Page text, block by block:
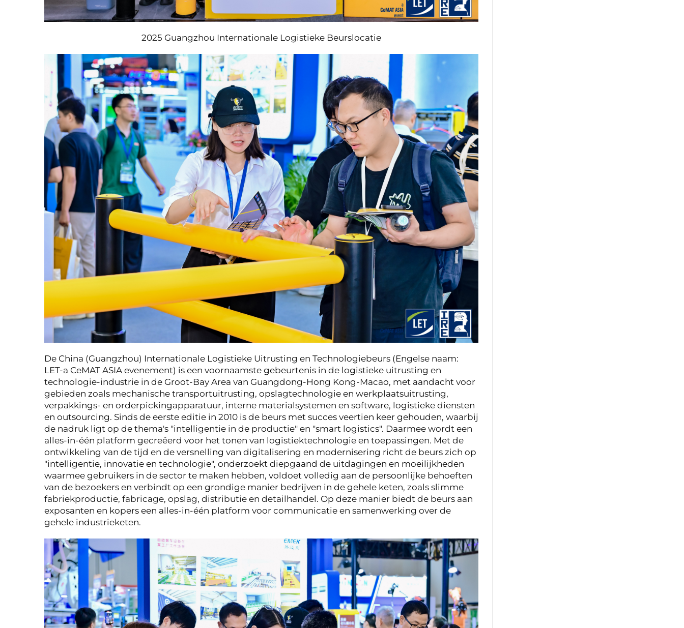
2025 Guangzhou Internationale Logistieke Beurslocatie
De China (Guangzhou) Internationale Logistieke Uitrusting en Technologiebeurs (Engelse naam:
LET-a CeMAT ASIA evenement) is een voornaamste gebeurtenis in de logistieke uitrusting en
technologie-industrie in de Groot-Bay Area van Guangdong-Hong Kong-Macao, met aandacht voor
gebieden zoals mechanische transportuitrusting, opslagtechnologie en werkplaatsuitrusting,
verpakkings- en orderpickingapparatuur, interne materialsystemen en software, logistieke diensten
en outsourcing. Sinds de eerste editie in 2010 is de beurs met succes veertien keer gehouden, waarbij
de nadruk ligt op de thema's "intelligentie in de productie" en "smart logistics". Daarmee wordt een
alles-in-één platform gecreëerd voor het tonen van logistiektechnologie en toepassingen. Met de
ontwikkeling van de tijd en de versnelling van digitalisering en modernisering richt de beurs zich op
"intelligentie, innovatie en technologie", onderzoekt diepgaand de uitdagingen en moeilijkheden
waarmee gebruikers in de sector te maken hebben, voldoet volledig aan de persoonlijke behoeften
van de bezoekers en verbindt op een grondige manier bedrijven in de gehele keten, zoals slimme
fabriekproductie, fabricage, opslag, distributie en detailhandel. Op deze manier biedt de beurs aan
exposanten en kopers een alles-in-één platform voor communicatie en samenwerking over de
gehele industrieketen.